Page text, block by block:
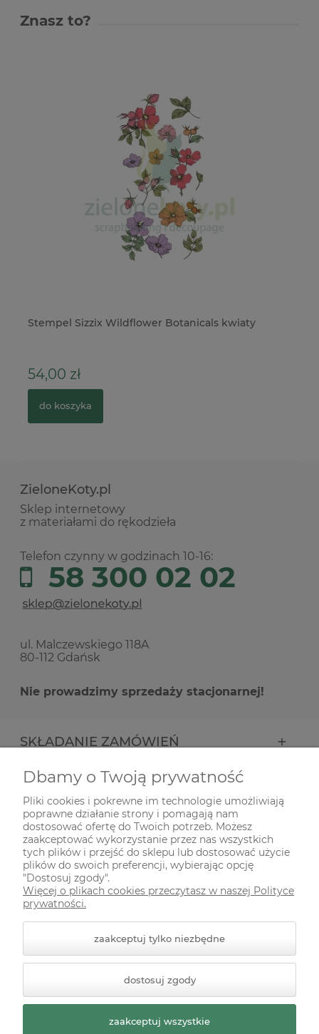
Znasz to?
Stempel Sizzix Wildflower Botanicals kwiaty
54,00 zł
do koszyka
ZieloneKoty.pl
Sklep internetowy
z materiałami do rękodzieła
Telefon czynny w godzinach 10-16:
58 300 02 02
ul. Malczewskiego 118A
80-112 Gdańsk
Nie prowadzimy sprzedaży stacjonarnej!
SKŁADANIE ZAMÓWIEŃ
INFORMACJE
ODWIEDŹ NAS NA
Styl graficzny ShopGadget.pl
Sklep internetowy Shoper
Premium
Dbamy o Twoją prywatność
Pliki cookies i pokrewne im technologie umożliwiają
poprawne działanie strony i pomagają nam
dostosować ofertę do Twoich potrzeb. Możesz
zaakceptować wykorzystanie przez nas wszystkich
tych plików i przejść do sklepu lub dostosować użycie
plików do swoich preferencji, wybierając opcję
"Dostosuj zgody".
Więcej o plikach cookies przeczytasz w naszej Polityce
prywatności.
zaakceptuj tylko niezbędne
dostosuj zgody
zaakceptuj wszystkie